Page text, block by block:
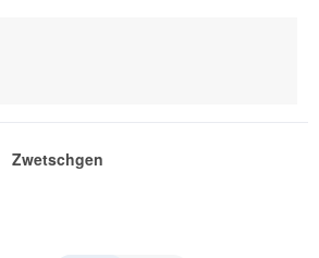
Zwetschgen